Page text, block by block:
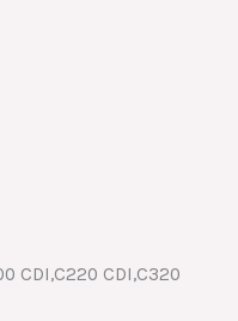
CDI,C220 CDI,C320